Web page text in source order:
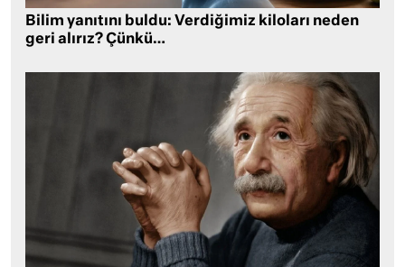
Bilim yanıtını buldu: Verdiğimiz kiloları neden
geri alırız? Çünkü…